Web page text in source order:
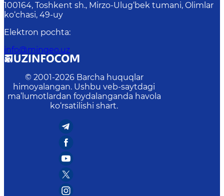
100164, Toshkent sh., Mirzo-Ulug‘bek tumani, Olimlar
ko‘chasi, 49-uy
Elektron pochta:
info@mingeo.uz
© 2001-2026 Barcha huquqlar
himoyalangan. Ushbu veb-saytdagi
ma’lumotlardan foydalanganda havola
ko‘rsatilishi shart.